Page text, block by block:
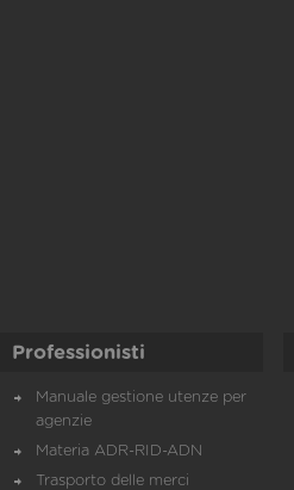
Professionisti
Manuale gestione utenze per
agenzie
Materia ADR-RID-ADN
Trasporto delle merci